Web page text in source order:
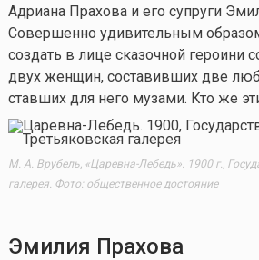
Адриана Прахова и его супруги
Совершенно удивительным
создать в лице сказочной героини
двух женщин, составивших две
ставших для него музами. Кто же
М. А. Врубель, «Царевна-Лебедь». 1900 г.,
галерея. Фото: общественное достояние
Эмилия Прахова